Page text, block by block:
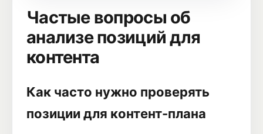
Частые вопросы об
анализе позиций для
контента
Как часто нужно проверять
позиции для контент-плана